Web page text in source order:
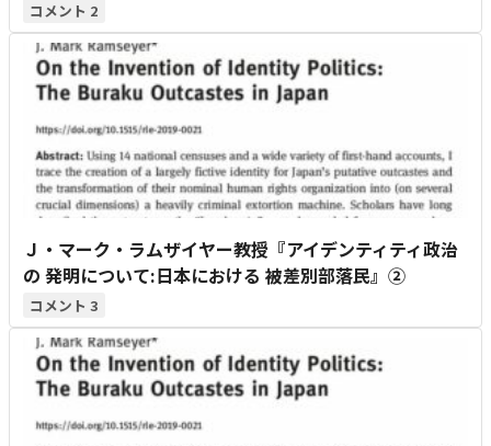
2
Ｊ・マーク・ラムザイヤー教授『アイデンティティ政治
の 発明について:日本における 被差別部落民』②
3